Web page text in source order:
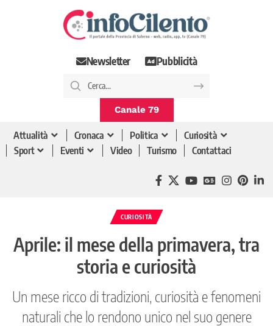
Newsletter Pubblicità
Canale 79
Attualità Cronaca Politica
Curiosità
Sport
Eventi Video Turismo Contattaci
CURIOSITÀ
Aprile: il mese della primavera, tra
storia e curiosità
Un mese ricco di tradizioni, curiosità e fenomeni
naturali che lo rendono unico nel suo genere